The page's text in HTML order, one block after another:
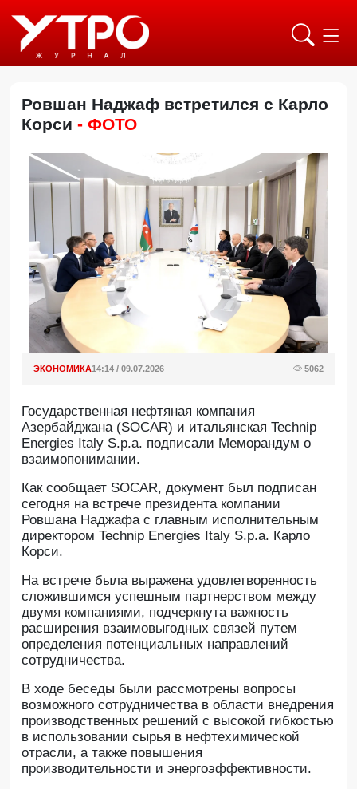
Ровшан Наджаф встретился с Карло
Корси - ФОТО
ЭКОНОМИКА14:14 / 09.07.2026 5062
Государственная нефтяная компания
Азербайджана (SOCAR) и итальянская Technip
Energies Italy S.p.a. подписали Меморандум о
взаимопонимании.
Как сообщает SOCAR, документ был подписан
сегодня на встрече президента компании
Ровшана Наджафа с главным исполнительным
директором Technip Energies Italy S.p.a. Карло
Корси.
На встрече была выражена удовлетворенность
сложившимся успешным партнерством между
двумя компаниями, подчеркнута важность
расширения взаимовыгодных связей путем
определения потенциальных направлений
сотрудничества.
В ходе беседы были рассмотрены вопросы
возможного сотрудничества в области внедрения
производственных решений с высокой гибкостью
в использовании сырья в нефтехимической
отрасли, а также повышения
производительности и энергоэффективности.